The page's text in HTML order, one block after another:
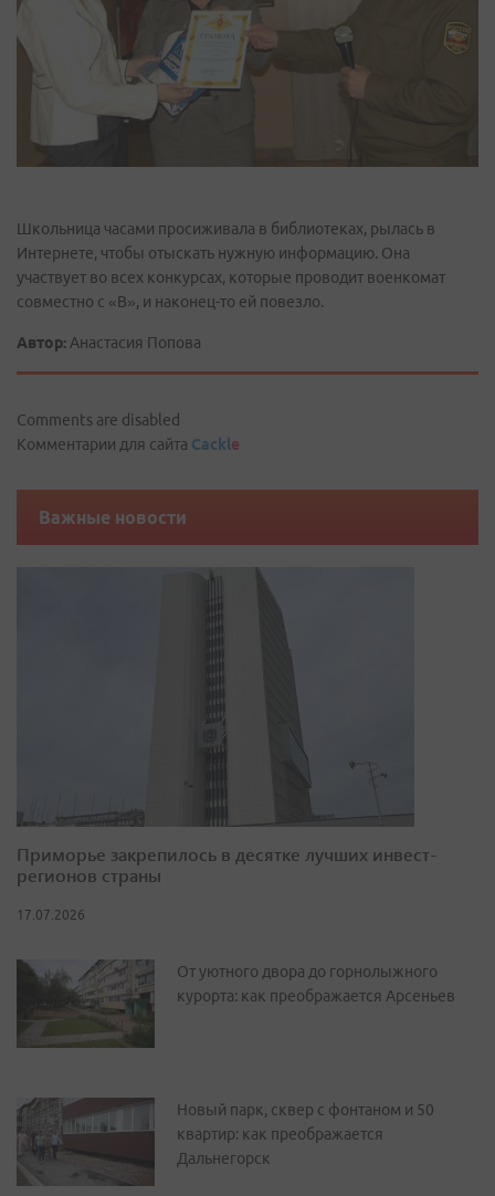
Школьница часами просиживала в библиотеках, рылась в
Интернете, чтобы отыскать нужную информацию. Она
участвует во всех конкурсах, которые проводит военкомат
совместно с «В», и наконец-то ей повезло.
Автор: Анастасия Попова
Comments are disabled
Комментарии для сайта Cackle
Важные новости
Приморье закрепилось в десятке лучших инвест-
регионов страны
17.07.2026
От уютного двора до горнолыжного
курорта: как преображается Арсеньев
Новый парк, сквер с фонтаном и 50
квартир: как преображается
Дальнегорск